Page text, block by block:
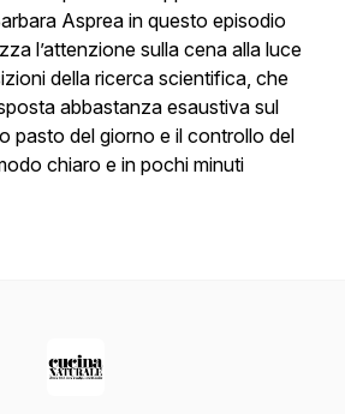
Asprea in questo episodio
l’attenzione sulla cena alla luce
della ricerca scientifica, che
abbastanza esaustiva sul
pasto del giorno e il controllo del
chiaro e in pochi minuti